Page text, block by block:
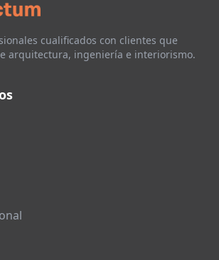
cualificados con clientes que
arquitectura, ingeniería e interiorismo.